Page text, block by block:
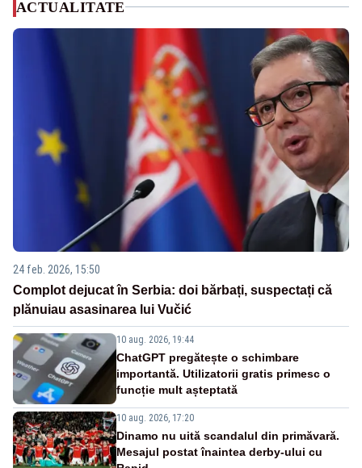
ACTUALITATE
24 feb. 2026, 15:50
Complot dejucat în Serbia: doi bărbați, suspectați că
plănuiau asasinarea lui Vučić
10 aug. 2026, 19:44
ChatGPT pregătește o schimbare
importantă. Utilizatorii gratis primesc o
funcție mult așteptată
10 aug. 2026, 17:20
Dinamo nu uită scandalul din primăvară.
Mesajul postat înaintea derby-ului cu